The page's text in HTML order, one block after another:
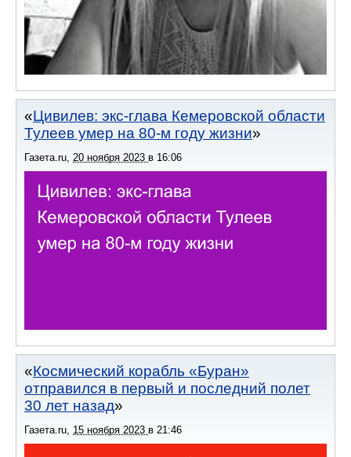
Цивилев: экс-глава Кемеровской области
Тулеев умер на 80-м году жизни
Газета.ru, 20 ноября 2023 в 16:06
Космический корабль «Буран»
отправился в первый и последний полет
30 лет назад
Газета.ru, 15 ноября 2023 в 21:46